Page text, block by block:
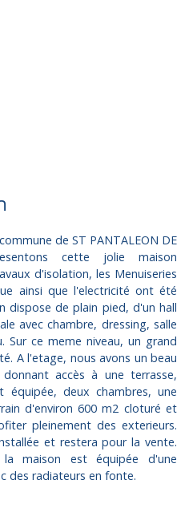
de ST PANTALEON DE
cette jolie maison
d'isolation, les Menuiseries
ainsi que l'electricité ont été
dispose de plain pied, d'un hall
avec chambre, dressing, salle
Sur ce meme niveau, un grand
A l'etage, nous avons un beau
accès à une terrasse,
équipée, deux chambres, une
d'environ 600 m2 cloturé et
pleinement des exterieurs.
et restera pour la vente.
maison est équipée d'une
des radiateurs en fonte.